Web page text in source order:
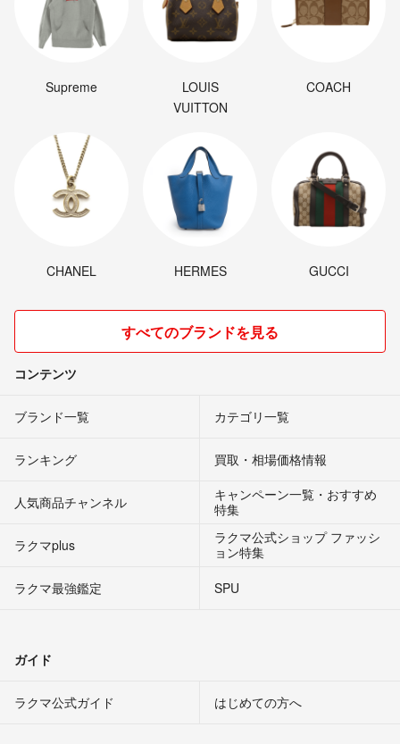
Supreme
LOUIS
VUITTON
COACH
CHANEL HERMES GUCCI
すべてのブランドを見る
コンテンツ
ブランド一覧 カテゴリ一覧
ランキング 買取・相場価格情報
人気商品チャンネル
キャンペーン一覧・おすすめ
特集
ラクマplus
ラクマ公式ショップ ファッシ
ョン特集
ラクマ最強鑑定
SPU
ガイド
ラクマ公式ガイド はじめての方へ